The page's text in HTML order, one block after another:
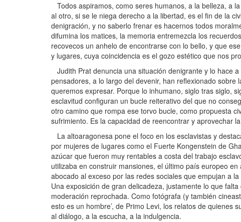
Todos aspiramos, como seres humanos, a la belleza, a
al otro, si se le niega derecho a la libertad, es el fin de la
denigración, y no saberlo frenar es hacernos todos
difumina los matices, la memoria entremezcla los
recovecos un anhelo de encontrarse con lo bello, y que
y lugares, cuya coincidencia es el gozo estético que nos
Judith Prat denuncia una situación denigrante y lo hace
pensadores, a lo largo del devenir, han reflexionado
queremos expresar. Porque lo inhumano, siglo tras siglo,
esclavitud configuran un bucle reiterativo del que no
otro camino que rompa ese torvo bucle, como propuesta
sufrimiento. Es la capacidad de reencontrar y aprovechar
La altoaragonesa pone el foco en los esclavistas y
por mujeres de lugares como el Fuerte Kongenstein de
azúcar que fueron muy rentables a costa del trabajo
utilizaba en construir mansiones, el último país europeo
abocado al exceso por las redes sociales que empujan a
Una exposición de gran delicadeza, justamente lo que
moderación reprochada. Como fotógrafa (y también
esto es un hombre’, de Primo Levi, los relatos de quienes
al diálogo, a la escucha, a la indulgencia.